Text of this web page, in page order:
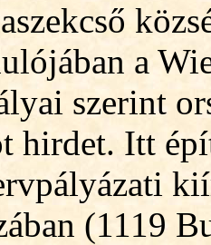
a
szerint
hirdet. Itt
(1119